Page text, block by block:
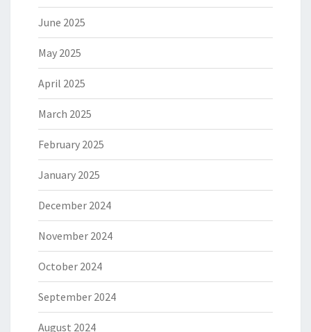
June 2025
May 2025
April 2025
March 2025
February 2025
January 2025
December 2024
November 2024
October 2024
September 2024
August 2024